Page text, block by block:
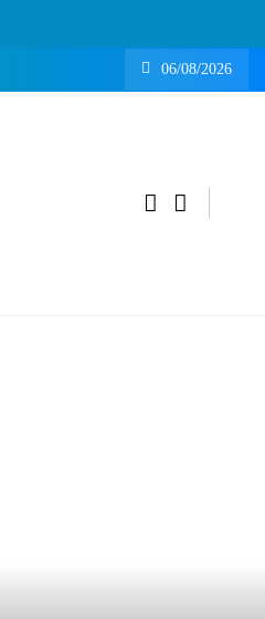
06/08/2026